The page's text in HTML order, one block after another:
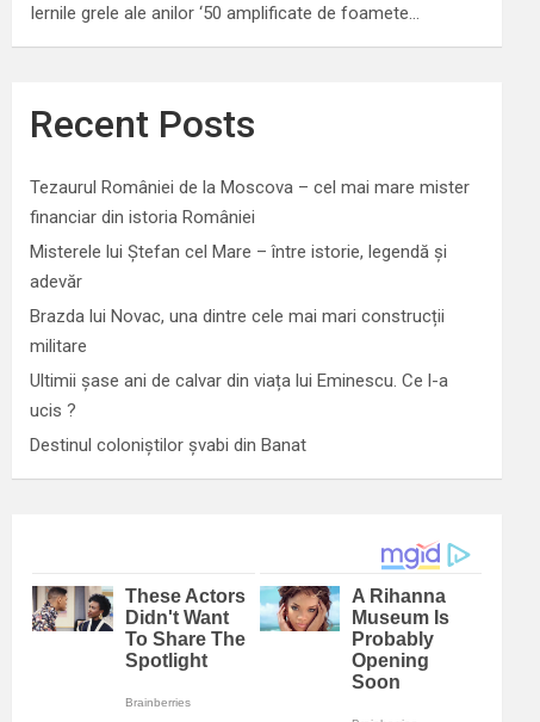
Iernile grele ale anilor ‘50 amplificate de foamete…
Recent Posts
Tezaurul României de la Moscova – cel mai mare mister
financiar din istoria României
Misterele lui Ștefan cel Mare – între istorie, legendă și
adevăr
Brazda lui Novac, una dintre cele mai mari construcții
militare
Ultimii șase ani de calvar din viața lui Eminescu. Ce l-a
ucis ?
Destinul coloniștilor șvabi din Banat